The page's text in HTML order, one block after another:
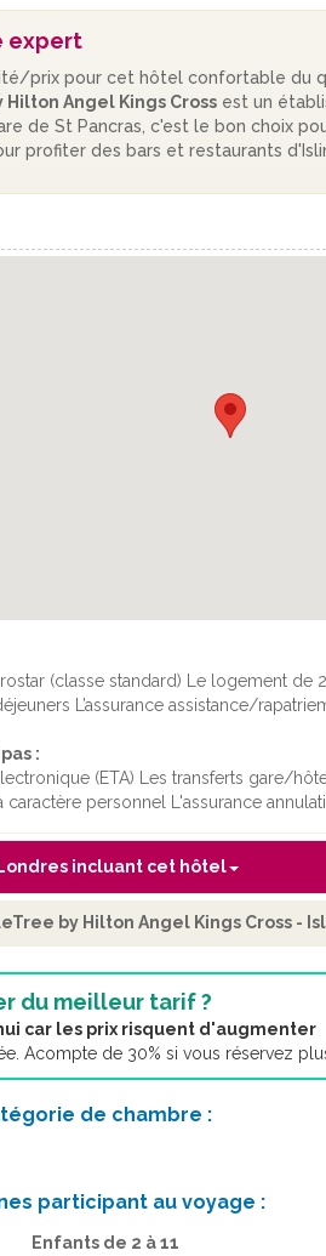
expert
prix pour cet hôtel confortable du
Hilton Angel Kings Cross est un
de St Pancras, c'est le bon choix
profiter des bars et restaurants
(classe standard) Le logement de
L’assurance assistance/
:
(ETA) Les transferts gare/
caractère personnel L'assurance
incluant cet hôtel
by Hilton Angel Kings Cross -
du meilleur tarif ?
car les prix risquent d'augmenter
Acompte de 30% si vous réservez
de chambre :
participant au voyage :
Enfants de 2 à 11